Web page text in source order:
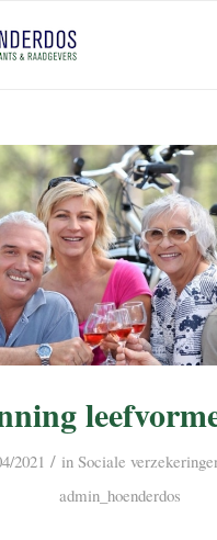
2021 / in Sociale
admin_hoenderdos